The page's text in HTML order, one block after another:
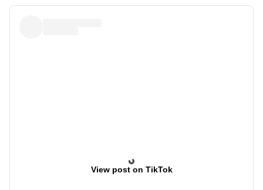
View post on TikTok